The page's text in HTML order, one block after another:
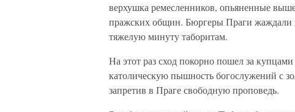
верхушка ремесленников, опьяненные
пражских общин. Бюргеры Праги жаждали
тяжелую минуту таборитам.
На этот раз сход покорно пошел за
католическую пышность богослужений с
запретив в Праге свободную проповедь.